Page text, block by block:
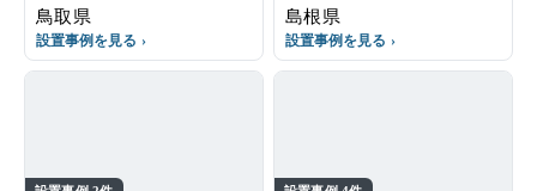
鳥取県
設置事例を見る
島根県
設置事例を見る